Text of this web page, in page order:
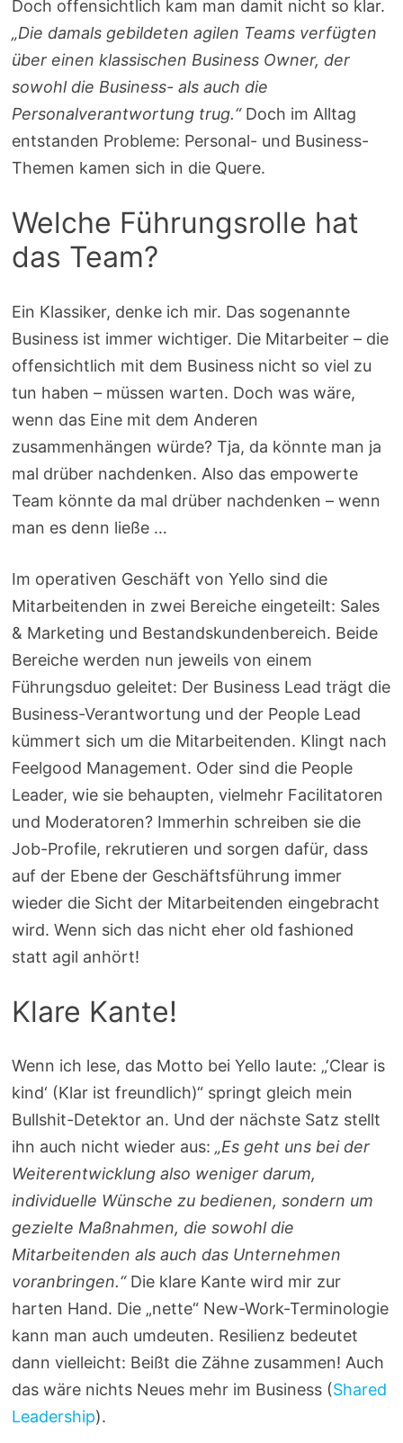
Doch offensichtlich kam man damit nicht so klar.
„Die damals gebildeten agilen Teams verfügten
über einen klassischen Business Owner, der
sowohl die Business- als auch die
Personalverantwortung trug.“Doch im Alltag
entstanden Probleme: Personal- und Business-
Themen kamen sich in die Quere.
Welche Führungsrolle hat
das Team?
Ein Klassiker, denke ich mir. Das sogenannte
Business ist immer wichtiger. Die Mitarbeiter – die
offensichtlich mit dem Business nicht so viel zu
tun haben – müssen warten. Doch was wäre,
wenn das Eine mit dem Anderen
zusammenhängen würde? Tja, da könnte man ja
mal drüber nachdenken. Also das empowerte
Team könnte da mal drüber nachdenken – wenn
man es denn ließe …
Im operativen Geschäft von Yello sind die
Mitarbeitenden in zwei Bereiche eingeteilt: Sales
& Marketing und Bestandskundenbereich. Beide
Bereiche werden nun jeweils von einem
Führungsduo geleitet: Der Business Lead trägt die
Business-Verantwortung und der People Lead
kümmert sich um die Mitarbeitenden. Klingt nach
Feelgood Management. Oder sind die People
Leader, wie sie behaupten, vielmehr Facilitatoren
und Moderatoren? Immerhin schreiben sie die
Job-Profile, rekrutieren und sorgen dafür, dass
auf der Ebene der Geschäftsführung immer
wieder die Sicht der Mitarbeitenden eingebracht
wird. Wenn sich das nicht eher old fashioned
statt agil anhört!
Klare Kante!
Wenn ich lese, das Motto bei Yello laute: „‘Clear is
kind‘ (Klar ist freundlich)“ springt gleich mein
Bullshit-Detektor an. Und der nächste Satz stellt
ihn auch nicht wieder aus:„Es geht uns bei der
Weiterentwicklung also weniger darum,
individuelle Wünsche zu bedienen, sondern um
gezielte Maßnahmen, die sowohl die
Mitarbeitenden als auch das Unternehmen
voranbringen.“Die klare Kante wird mir zur
harten Hand. Die „nette“ New-Work-Terminologie
kann man auch umdeuten. Resilienz bedeutet
dann vielleicht: Beißt die Zähne zusammen! Auch
das wäre nichts Neues mehr im Business (Shared
Leadership).